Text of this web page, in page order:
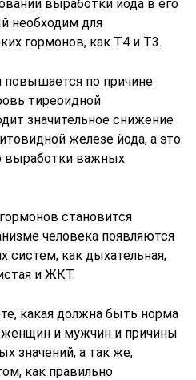
выработки йода в его
необходим для
гормонов, как Т4 и Т3.
повышается по причине
тиреоидной
значительное снижение
железе йода, а это
выработки важных
становится
человека появляются
систем, как дыхательная,
и ЖКТ.
какая должна быть норма
и мужчин и причины
значений, а так же,
как правильно